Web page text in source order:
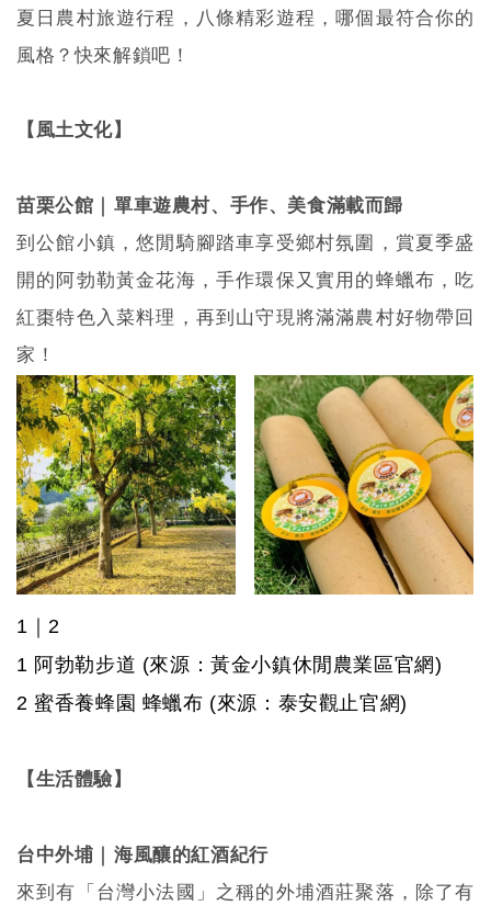
夏日農村旅遊行程，八條精彩遊程，哪個最符合你的
風格？快來解鎖吧！
【風土文化】
苗栗公館 ｜單車遊農村、手作、美食滿載而歸
到公館小鎮，悠閒騎腳踏車享受鄉村氛圍，賞夏季盛
開的阿勃勒黃金花海，手作環保又 實 用的蜂蠟布，吃
紅棗特色入菜料理，再到山守現將滿滿農村好物帶回
家！
1｜2
1 阿勃勒步道 (來源：黃金小鎮休閒農業區官網)
2 蜜香養蜂園 蜂蠟布 (來源：泰安觀止官網)
【生活體驗】
台中外埔 ｜海風釀的紅酒紀行
來到有「台灣小法國」之稱的外埔酒莊聚落，除了有